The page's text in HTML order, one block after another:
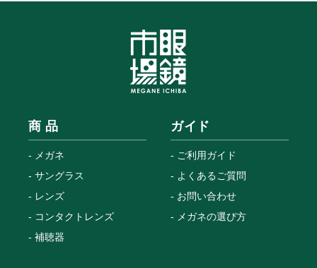
商 品
メガネ
サングラス
レンズ
コンタクトレンズ
補聴器
ガイド
ご利用ガイド
よくあるご質問
お問い合わせ
メガネの選び方